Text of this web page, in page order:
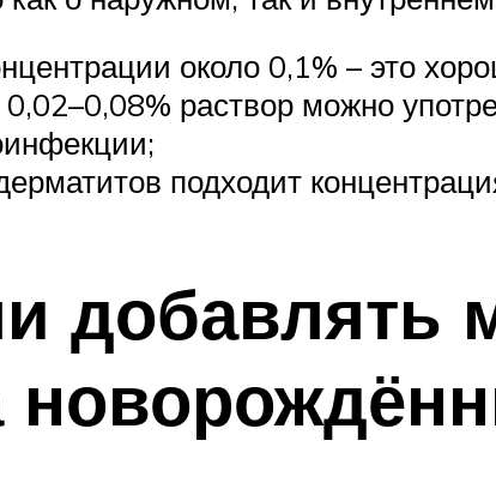
около 0,1% – это
раствор можно
подходит
добавлять